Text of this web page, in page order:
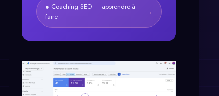
● Coaching SEO — apprendre à
faire
→